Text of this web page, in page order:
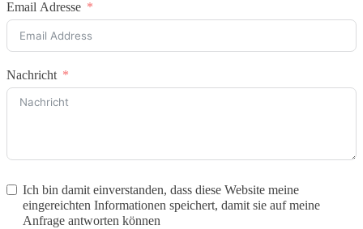
Email Adresse
Nachricht
Ich bin damit einverstanden, dass diese Website meine
eingereichten Informationen speichert, damit sie auf meine
Anfrage antworten können